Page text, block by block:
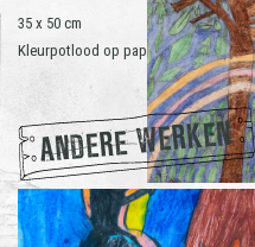
35 x 50 cm
Kleurpotlood op papier | 2018
ANDERE WERKEN